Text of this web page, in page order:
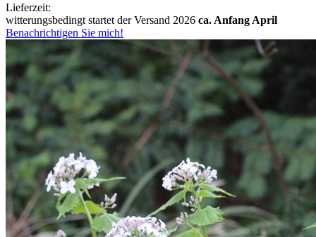
Lieferzeit:
witterungsbedingt startet der Versand 2026 ca. Anfang April
Benachrichtigen Sie mich!